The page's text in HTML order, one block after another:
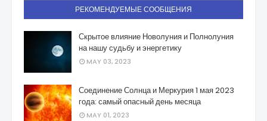
РЕКОМЕНДУЕМЫЕ СООБЩЕНИЯ
Скрытое влияние Новолуния и Полнолуния
на нашу судьбу и энергетику
MAY 03, 2023
Соединение Солнца и Меркурия 1 мая 2023
года: самый опасный день месяца
MAY 01, 2023